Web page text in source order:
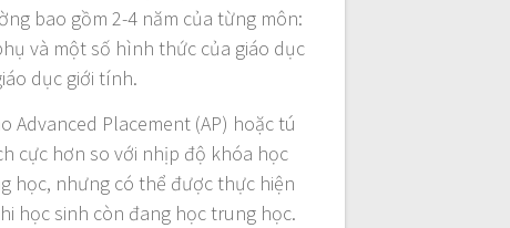
bao gồm 2-4 năm của từng môn:
và một số hình thức của giáo dục
dục giới tính.
Placement (AP) hoặc tú
cực hơn so với nhịp độ khóa học
học, nhưng có thể được thực hiện
học sinh còn đang học trung học.